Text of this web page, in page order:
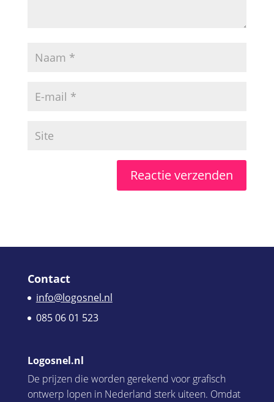
Contact
info@logosnel.nl
085 06 01 523
Logosnel.nl
De prijzen die worden gerekend voor grafisch
ontwerp lopen in Nederland sterk uiteen. Omdat